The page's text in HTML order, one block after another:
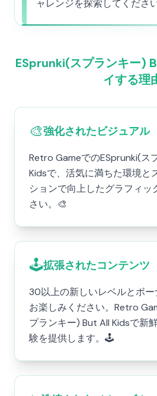
ャレンジを探索してください
ESprunki(スプランキー)
イする理
🎨強化されたビジュアル
Retro GameでのESprunki(ス
Kidsで、活気に満ちた環境と
ションで向上したグラフィッ
さい。🎨
🕹️拡張されたコンテンツ
30以上の新しいレベルとボ
お楽しみください。Retro
プランキー) But All Kidsで新
験を提供します。🕹️